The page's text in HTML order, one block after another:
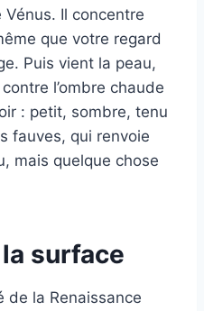
Il concentre
que votre regard
Puis vient la peau,
l’ombre chaude
: petit, sombre, tenu
fauves, qui renvoie
mais quelque chose
surface
de la Renaissance